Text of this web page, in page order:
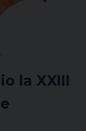
la XXIII